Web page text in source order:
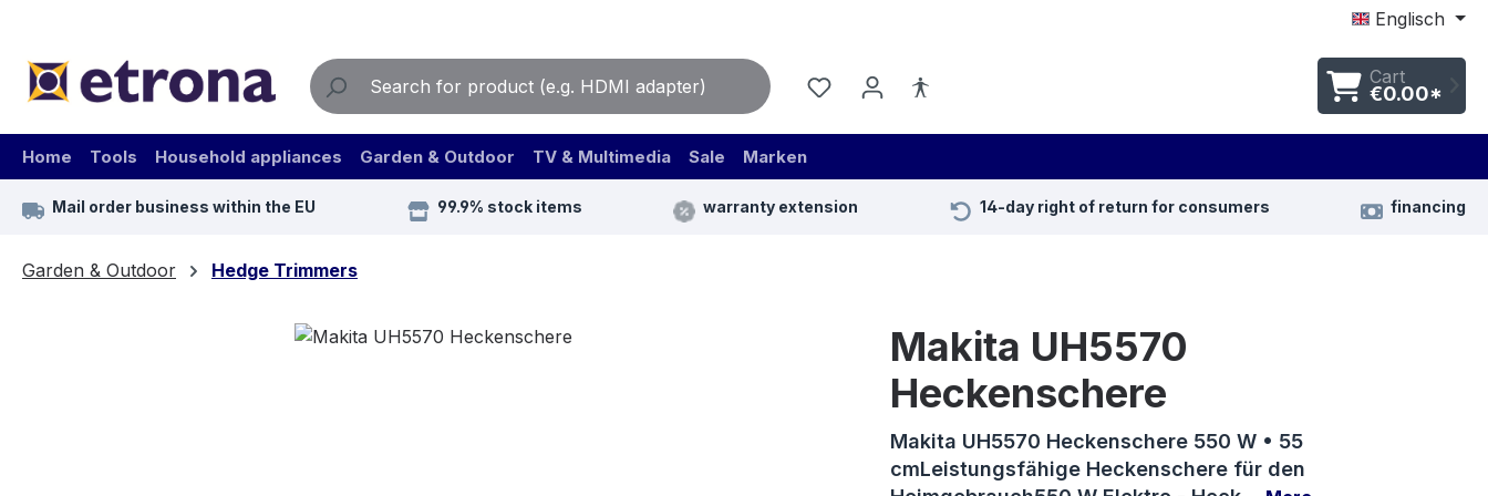
Englisch
Cart
€0.00*
Home Tools Household appliances Garden & Outdoor TV & Multimedia Sale Marken
Mail order business within the EU 99.9% stock items warranty extension 14-day right of return for consumers financing
Garden & Outdoor Hedge Trimmers
Makita UH5570
Heckenschere
Makita UH5570 Heckenschere 550 W • 55
cmLeistungsfähige Heckenschere für den